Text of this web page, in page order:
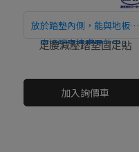
放於踏墊內側，能與地板緊
密接觸又達止滑效果。
直接購買
足腰減壓踏墊固定貼
加入詢價車